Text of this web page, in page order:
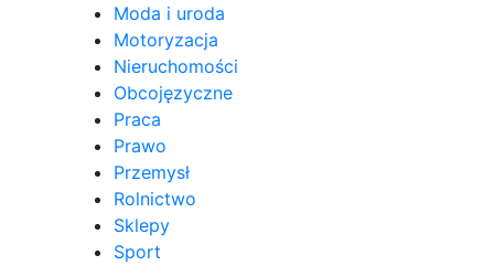
Moda i uroda
Motoryzacja
Nieruchomości
Obcojęzyczne
Praca
Prawo
Przemysł
Rolnictwo
Sklepy
Sport